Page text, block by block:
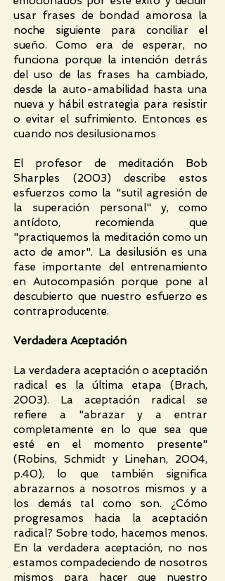
usar frases de bondad amorosa la
noche siguiente para conciliar el
sueño. Como era de esperar, no
funciona porque la intención detrás
del uso de las frases ha cambiado,
desde la auto-amabilidad hasta una
nueva y hábil estrategia para resistir
o evitar el sufrimiento. Entonces es
cuando nos desilusionamos
El profesor de meditación Bob
Sharples (2003) describe estos
esfuerzos como la "sutil agresión de
la superación personal" y, como
antídoto, recomienda que
"practiquemos la meditación como un
acto de amor". La desilusión es una
fase importante del entrenamiento
en Autocompasión porque pone al
descubierto que nuestro esfuerzo es
contraproducente.
Verdadera Aceptación
La verdadera aceptación o aceptación
radical es la última etapa (Brach,
2003). La aceptación radical se
refiere a "abrazar y a entrar
completamente en lo que sea que
esté en el momento presente"
(Robins, Schmidt y Linehan, 2004,
p.40), lo que también significa
abrazarnos a nosotros mismos y a
los demás tal como son. ¿Cómo
progresamos hacia la aceptación
radical? Sobre todo, hacemos menos.
En la verdadera aceptación, no nos
estamos compadeciendo de nosotros
mismos para hacer que nuestro